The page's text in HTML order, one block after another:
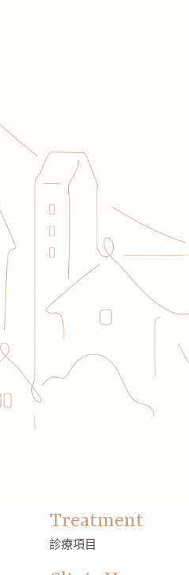
Treatment
診療項目